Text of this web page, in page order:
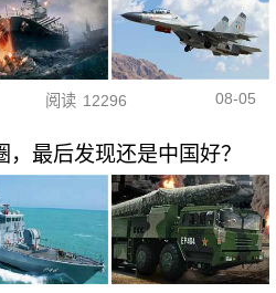
阅读 12296 08-05
最后发现还是中国好？